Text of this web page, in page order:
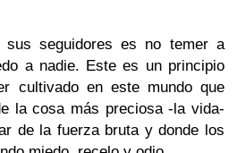
seguidores es no temer a
a nadie. Este es un principio
cultivado en este mundo que
la cosa más preciosa -la vida-
de la fuerza bruta y donde los